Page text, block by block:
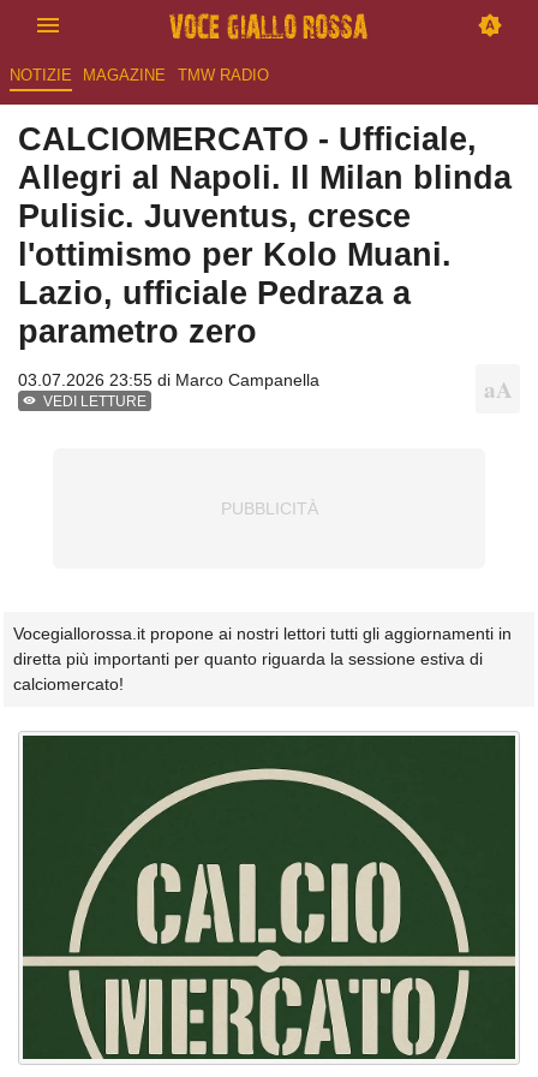
NOTIZIE MAGAZINE TMW RADIO
CALCIOMERCATO - Ufficiale,
Allegri al Napoli. Il Milan blinda
Pulisic. Juventus, cresce
l'ottimismo per Kolo Muani.
Lazio, ufficiale Pedraza a
parametro zero
03.07.2026 23:55 di Marco Campanella
VEDI LETTURE
Vocegiallorossa.it propone ai nostri lettori tutti gli aggiornamenti in
diretta più importanti per quanto riguarda la sessione estiva di
calciomercato!